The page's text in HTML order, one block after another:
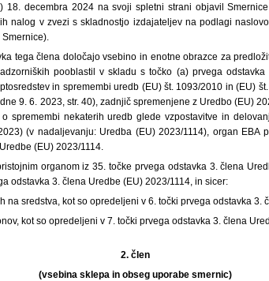
18. decembra 2024 na svoji spletni strani objavil
nalog v zvezi s skladnostjo izdajateljev na podlagi
tega člena določajo vsebino in enotne obrazce za
pooblastil v skladu s točko (a) prvega
in spremembi uredb (EU) št. 1093/2010 in (EU)
9. 6. 2023, str. 40), zadnjič spremenjene z Uredbo (EU)
spremembi nekaterih uredb glede vzpostavitve in
(v nadaljevanju: Uredba (EU) 2023/1114), organ EBA
(EU) 2023/1114.
organom iz 35. točke prvega odstavka 3. člena
odstavka 3. člena Uredbe (EU) 2023/1114, in sicer:
na sredstva, kot so opredeljeni v 6. točki prvega odstavka 3.
kot so opredeljeni v 7. točki prvega odstavka 3. člena
2. člen
(vsebina sklepa in obseg uporabe smernic)